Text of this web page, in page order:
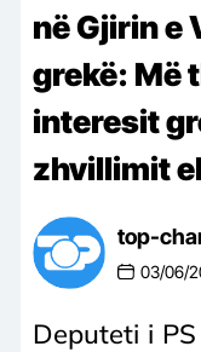
në Gjirin e
grekë: Më
interesit
zhvillimit
top-
03/06/
Deputeti i